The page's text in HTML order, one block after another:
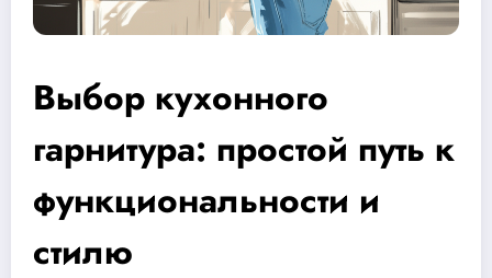
Выбор кухонного
гарнитура: простой путь к
функциональности и
стилю